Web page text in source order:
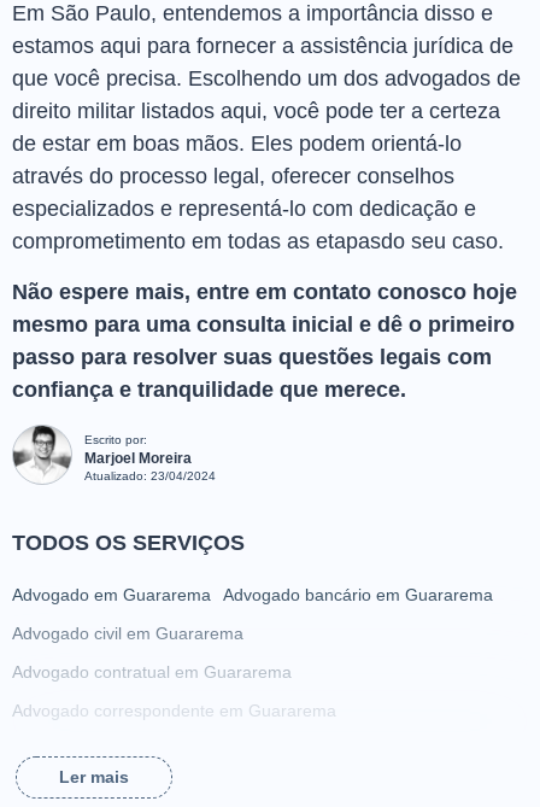
Em São Paulo, entendemos a importância disso e
estamos aqui para fornecer a assistência jurídica de
que você precisa. Escolhendo um dos advogados de
direito militar listados aqui, você pode ter a certeza
de estar em boas mãos. Eles podem orientá-lo
através do processo legal, oferecer conselhos
especializados e representá-lo com dedicação e
comprometimento em todas as etapasdo seu caso.
Não espere mais, entre em contato conosco hoje
mesmo para uma consulta inicial e dê o primeiro
passo para resolver suas questões legais com
confiança e tranquilidade que merece.
Escrito por:
Marjoel Moreira
Atualizado: 23/04/2024
TODOS OS SERVIÇOS
Advogado em Guararema
Advogado bancário em Guararema
Advogado civil em Guararema
Advogado contratual em Guararema
Advogado correspondente em Guararema
Advogado da família em Guararema
Ler mais